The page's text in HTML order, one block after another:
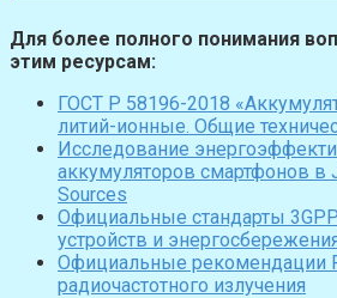
Для более полного понимания
этим ресурсам:
ГОСТ Р 58196-2018
литий-ионные. Общие
Исследование
аккумуляторов смартфонов в
Sources
Официальные стандарты
устройств и
Официальные рекомендации
радиочастотного излучения